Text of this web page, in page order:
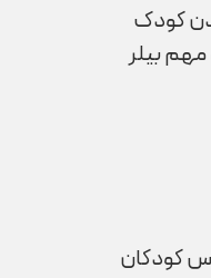
کودک
بیلر
کودکان